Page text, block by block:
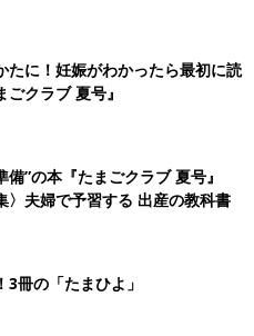
たに！妊娠がわかったら最初に読
クラブ 夏号』
備”の本『たまごクラブ 夏号』
〉夫婦で予習する 出産の教科書
冊の「たまひよ」